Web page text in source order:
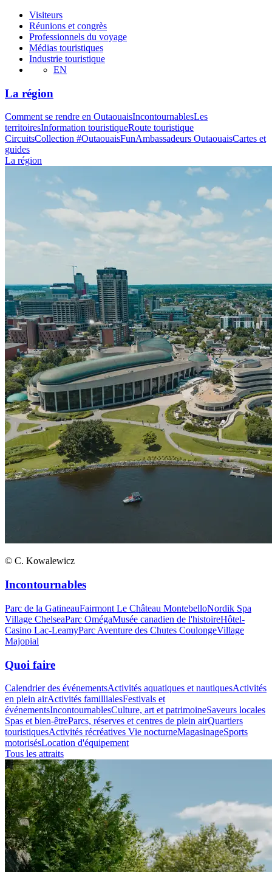
Visiteurs
Réunions et congrès
Professionnels du voyage
Médias touristiques
Industrie touristique
EN
La région
Comment se rendre en OutaouaisIncontournablesLes
territoiresInformation touristiqueRoute touristique
CircuitsCollection #OutaouaisFunAmbassadeurs OutaouaisCartes et
guides
La région
© C. Kowalewicz
Incontournables
Parc de la GatineauFairmont Le Château MontebelloNordik Spa
Village ChelseaParc OmégaMusée canadien de l'histoireHôtel-
Casino Lac-LeamyParc Aventure des Chutes CoulongeVillage
Majopial
Quoi faire
Calendrier des événementsActivités aquatiques et nautiquesActivités
en plein airActivités famillialesFestivals et
événementsIncontournablesCulture, art et patrimoineSaveurs locales
Spas et bien-êtreParcs, réserves et centres de plein airQuartiers
touristiquesActivités récréatives Vie nocturneMagasinageSports
motorisésLocation d'équipement
Tous les attraits